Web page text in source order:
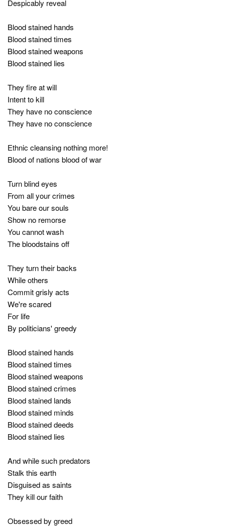
Despicably reveal
Blood stained hands
Blood stained times
Blood stained weapons
Blood stained lies
They fire at will
Intent to kill
They have no conscience
They have no conscience
Ethnic cleansing nothing more!
Blood of nations blood of war
Turn blind eyes
From all your crimes
You bare our souls
Show no remorse
You cannot wash
The bloodstains off
They turn their backs
While others
Commit grisly acts
We're scared
For life
By politicians' greedy
Blood stained hands
Blood stained times
Blood stained weapons
Blood stained crimes
Blood stained lands
Blood stained minds
Blood stained deeds
Blood stained lies
And while such predators
Stalk this earth
Disguised as saints
They kill our faith
Obsessed by greed